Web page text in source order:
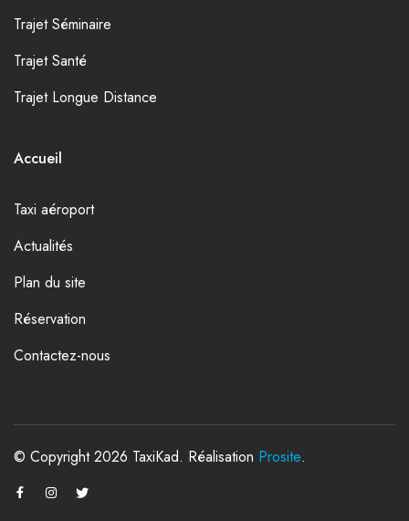
Trajet Séminaire
Trajet Santé
Trajet Longue Distance
Accueil
Taxi aéroport
Actualités
Plan du site
Réservation
Contactez-nous
© Copyright 2026 TaxiKad. Réalisation Prosite.